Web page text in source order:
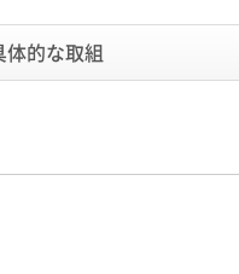
的な取組